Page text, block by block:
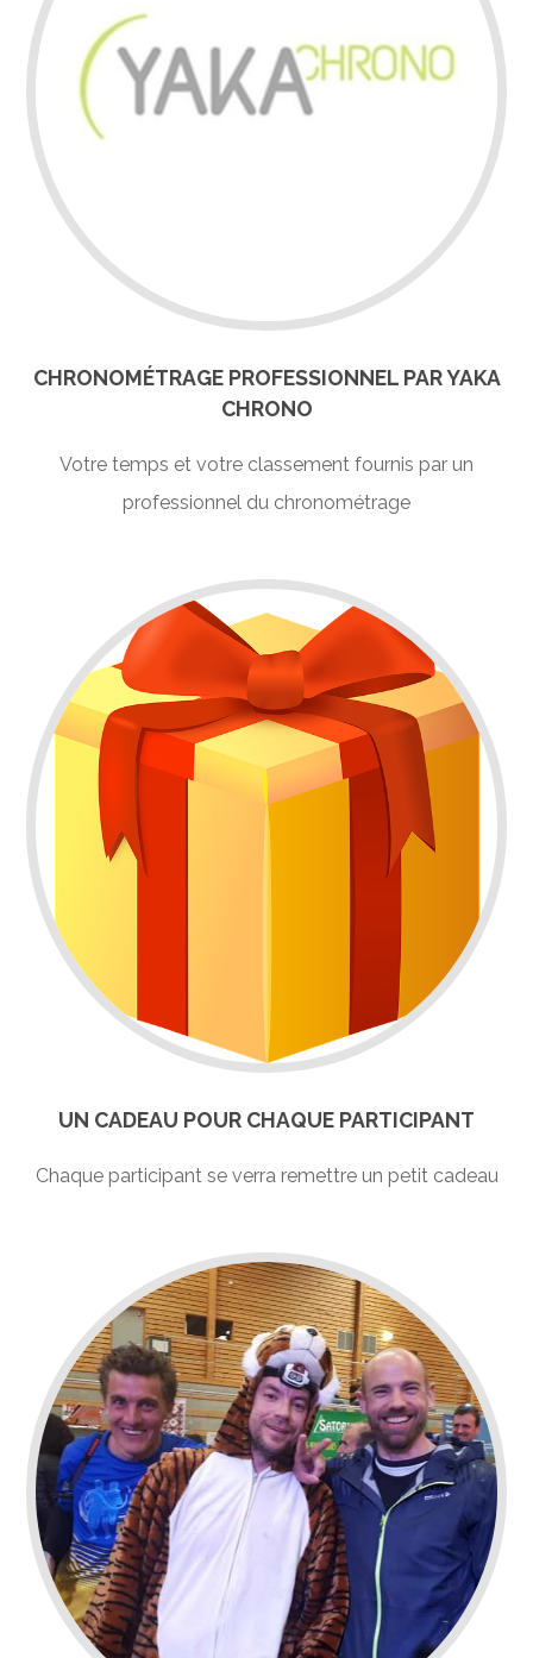
CHRONOMÉTRAGE PROFESSIONNEL PAR YAKA
CHRONO
Votre temps et votre classement fournis par un
professionnel du chronométrage
UN CADEAU POUR CHAQUE PARTICIPANT
Chaque participant se verra remettre un petit cadeau